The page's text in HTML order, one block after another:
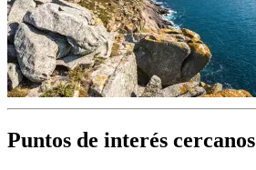
Puntos de interés cercanos